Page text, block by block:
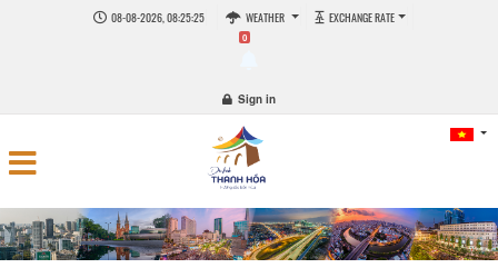
08-08-2026, 08:25:26 WEATHER EXCHANGE RATE
0
Sign in